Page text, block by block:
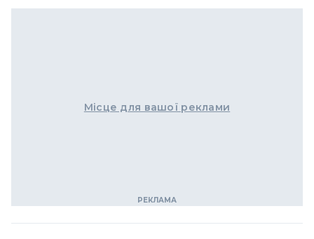
Місце для вашої реклами